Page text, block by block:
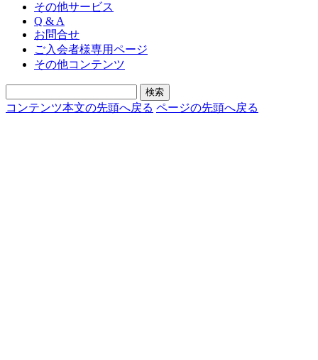
その他サービス
Q & A
お問合せ
ご入会者様専用ページ
その他コンテンツ
コンテンツ本文の先頭へ戻る ページの先頭へ戻る